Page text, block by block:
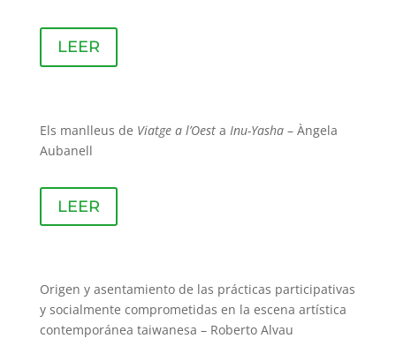
LEER
Els manlleus de Viatge a l’Oesta Inu-Yasha– Àngela
Aubanell
LEER
Origen y asentamiento de las prácticas participativas
y socialmente comprometidas en la escena artística
contemporánea taiwanesa – Roberto Alvau